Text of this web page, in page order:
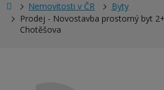
Nemovitosti v ČR
Byty
Prodej - Novostavba prostorný byt
Chotěšova